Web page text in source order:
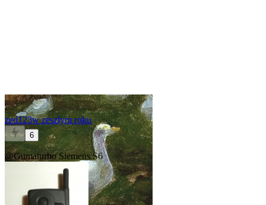
zed123w zeszłym roku
6
@GumaturboSiemens S6